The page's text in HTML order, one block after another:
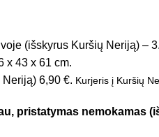
(išskyrus Kuršių Neriją) –
x 43 x 61 cm.
6,90 €. Kurjeris į Kuršių
pristatymas nemokamas